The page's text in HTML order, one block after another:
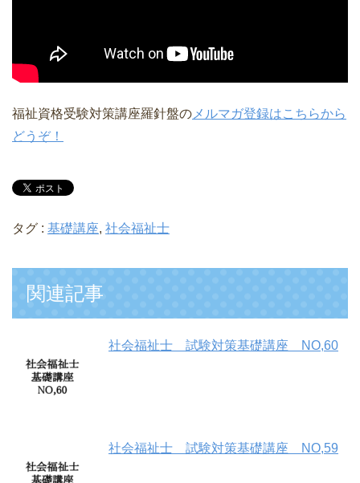
福祉資格受験対策講座羅針盤の メルマガ登録はこちらから
どうぞ！
タグ : 基礎講座, 社会福祉士
関連記事
社会福祉士 試験対策基礎講座 NO,60
社会福祉士 試験対策基礎講座 NO,59